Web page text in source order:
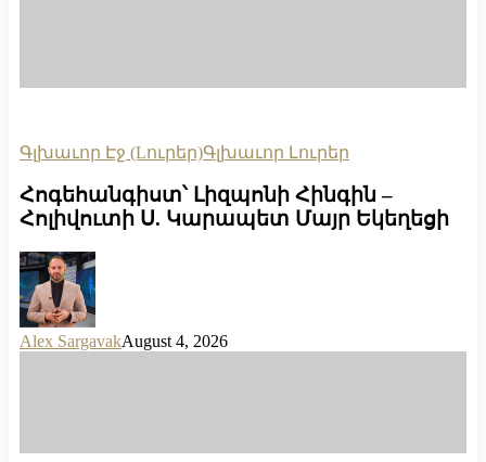
Գլխաւոր Էջ (Lուրեր)Գլխաւոր Լուրեր
Հոգեհանգիստ՝ Լիզպոնի Հինգին –
Հոլիվուտի Ս. Կարապետ Մայր Եկեղեցի
Alex SargavakAugust 4, 2026